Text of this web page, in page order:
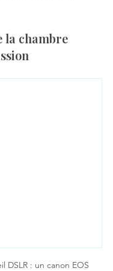
la chambre
DSLR : un canon EOS